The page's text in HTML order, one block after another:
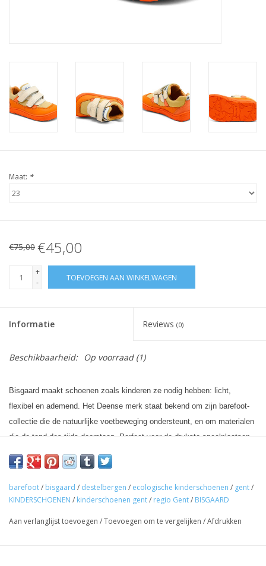
Maat: *
€75,00 €45,00
+
-
TOEVOEGEN AAN WINKELWAGEN
Informatie Reviews (0)
Beschikbaarheid: Op voorraad(1)
Bisgaard maakt schoenen zoals kinderen ze nodig hebben: licht,
flexibel en ademend. Het Deense merk staat bekend om zijn barefoot-
collectie die de natuurlijke voetbeweging ondersteunt, en om materialen
die de tand des tijds doorstaan. Perfect voor de drukste speelplaatsen.
Ontdek Bisgaard bij Paper Planes, kinderschoenwinkel in Destelbergen
regio Gent.
barefoot/ bisgaard / destelbergen / ecologische kinderschoenen / gent/
KINDERSCHOENEN / kinderschoenen gent/ regio Gent/ BISGAARD
Aan verlanglijst toevoegen /Toevoegen om te vergelijken /Afdrukken